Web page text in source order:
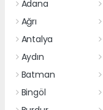
Adana
Ağrı
Antalya
Aydın
Batman
Bingöl